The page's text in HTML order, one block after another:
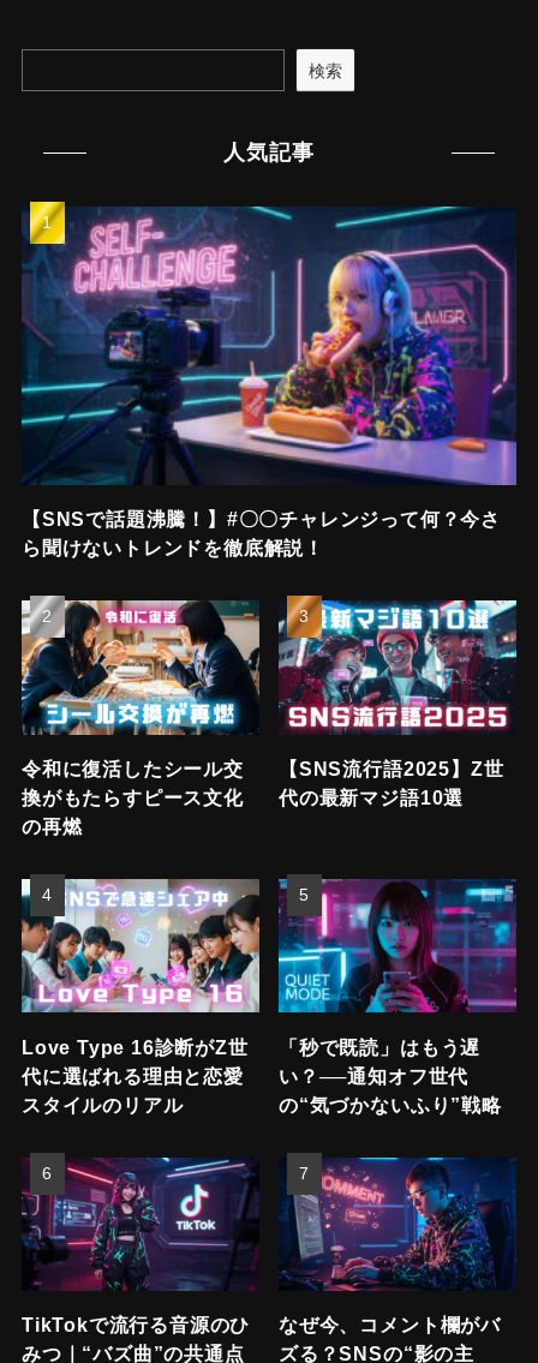
検索
人気記事
【SNSで話題沸騰！】#〇〇チャレンジって何？今さ
ら聞けないトレンドを徹底解説！
令和に復活したシール交
換がもたらすピース文化
の再燃
【SNS流行語2025】Z世
代の最新マジ語10選
Love Type 16診断がZ世
代に選ばれる理由と恋愛
スタイルのリアル
「秒で既読」はもう遅
い？──通知オフ世代
の“気づかないふり”戦略
TikTokで流行る音源のひ
みつ｜“バズ曲”の共通点
なぜ今、コメント欄がバ
ズる？SNSの“影の主